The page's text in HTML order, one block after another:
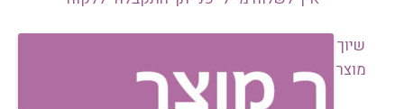
שיוך
מוצר